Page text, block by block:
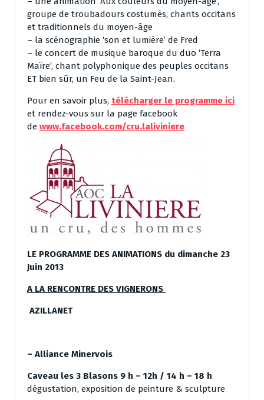
groupe de troubadours costumés, chants occitans
et traditionnels du moyen-âge
– la scénographie ‘son et lumière’ de Fred
– le concert de musique baroque du duo ‘Terra
Maïre’, chant polyphonique des peuples occitans
ET bien sûr, un Feu de la Saint-Jean.
Pour en savoir plus, télécharger le programme ici
et rendez-vous sur la page facebook
de www.facebook.com/cru.laliviniere
LE PROGRAMME DES ANIMATIONS du dimanche 23
Juin 2013
A LA RENCONTRE DES VIGNERONS
AZILLANET
– Alliance Minervois
Caveau les 3 Blasons 9 h – 12h / 14 h – 18 h
dégustation, exposition de peinture & sculpture